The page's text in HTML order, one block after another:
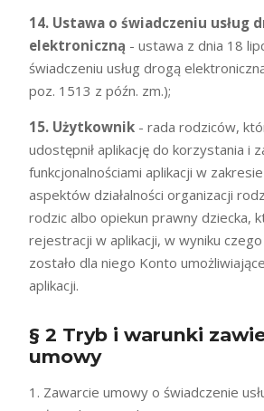
14. Ustawa o świadczeniu usług
elektroniczną - ustawa z dnia 18
świadczeniu usług drogą
poz. 1513 z późn. zm.);
15. Użytkownik - rada rodziców,
udostępnił aplikację do korzystania i
funkcjonalnościami aplikacji w
aspektów działalności organizacji
rodzic albo opiekun prawny dziecka,
rejestracji w aplikacji, w wyniku
zostało dla niego Konto
aplikacji.
§ 2 Tryb i warunki
umowy
1. Zawarcie umowy o świadczenie